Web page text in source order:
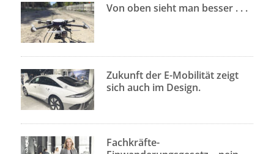
Von oben sieht man besser . . .
Zukunft der E-Mobilität zeigt
sich auch im Design.
Fachkräfte-